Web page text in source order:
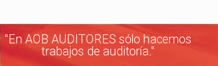
"En AOB AUDITORES sólo hacemos
trabajos de auditoría."